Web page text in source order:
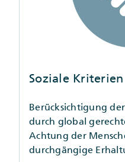
Soziale Kriterien
Berücksichtigung
durch global
Achtung der
durchgängige